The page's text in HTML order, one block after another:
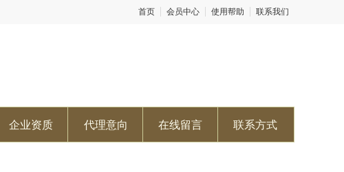
首页 会员中心 使用帮助 联系我们
企业资质 代理意向 在线留言 联系方式